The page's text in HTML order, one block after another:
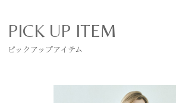
PICK UP ITEM
ピックアップアイテム